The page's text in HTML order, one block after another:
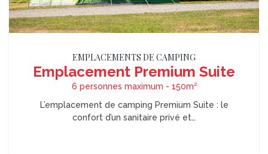
EMPLACEMENTS DE CAMPING
Emplacement Premium Suite
6 personnes maximum - 150m²
L’emplacement de camping Premium Suite : le
confort d’un sanitaire privé et…